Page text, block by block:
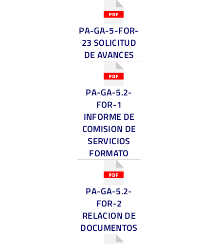
PA-GA-5-FOR-
23 SOLICITUD
DE AVANCES
PA-GA-5.2-
FOR-1
INFORME DE
COMISION DE
SERVICIOS
FORMATO
PA-GA-5.2-
FOR-2
RELACION DE
DOCUMENTOS